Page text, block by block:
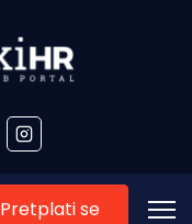
Pretplati se